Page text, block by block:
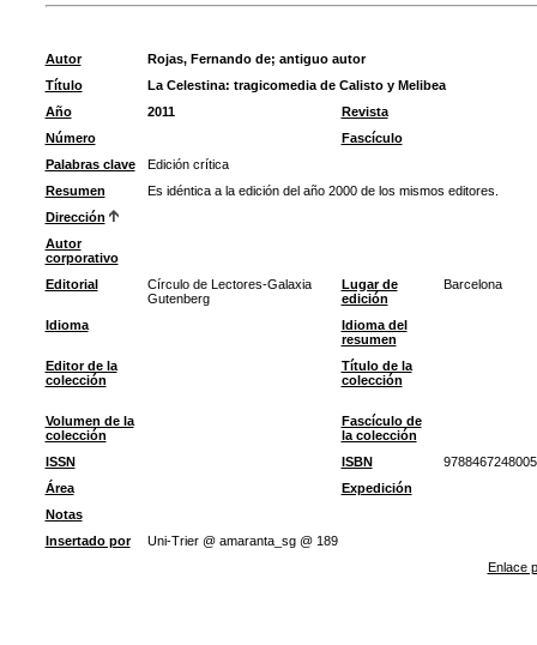
Autor Rojas, Fernando de; antiguo autor
Título
La Celestina: tragicomedia de Calisto y Melibea
Año
2011
Revista
Número
Fascículo
Palabras clave
Edición crítica
Resumen
Es idéntica a la edición del año 2000 de los mismos editores.
Dirección
Autor
corporativo
Editorial
Círculo de Lectores-Galaxia
Gutenberg
Lugar de
edición
Barcelona
Idioma
Idioma del
resumen
Editor de la
colección
Título de la
colección
Volumen de la
colección
Fascículo de
la colección
ISSN
ISBN
9788467248005
Área
Expedición
Notas
Insertado por
Uni-Trier @ amaranta_sg @ 189
Enlace